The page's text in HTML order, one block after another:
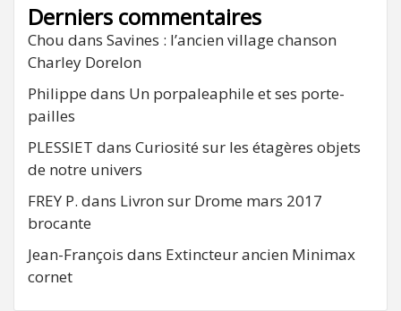
Derniers commentaires
Chou dans Savines : l’ancien village chanson
Charley Dorelon
Philippe dans Un porpaleaphile et ses porte-
pailles
PLESSIET dans Curiosité sur les étagères objets
de notre univers
FREY P. dans Livron sur Drome mars 2017
brocante
Jean-François dans Extincteur ancien Minimax
cornet